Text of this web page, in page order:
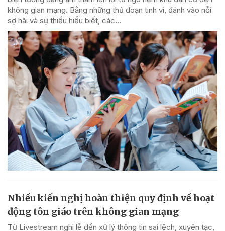
không gian mạng. Bằng những thủ đoạn tinh vi, đánh vào nỗi
sợ hãi và sự thiếu hiểu biết, các...
Nhiều kiến nghị hoàn thiện quy định về hoạt
động tôn giáo trên không gian mạng
Từ Livestream nghi lễ đến xử lý thông tin sai lệch, xuyên tạc,